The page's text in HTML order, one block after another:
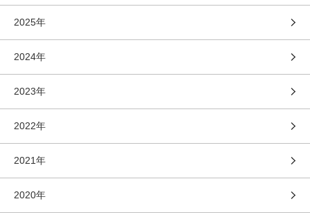
2025年
2024年
2023年
2022年
2021年
2020年